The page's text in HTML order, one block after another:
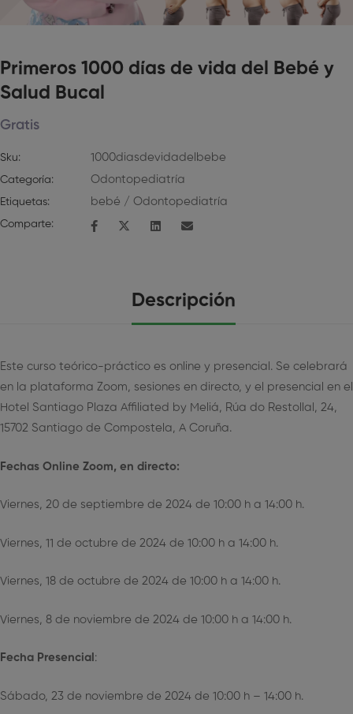
Primeros 1000 días de vida del Bebé y
Salud Bucal
Gratis
Sku: 1000diasdevidadelbebe
Categoría: Odontopediatría
Etiquetas: bebé / Odontopediatría
Comparte:
Descripción
Este curso teórico-práctico es online y presencial. Se celebrará
en la plataforma Zoom, sesiones en directo, y el presencial en el
Hotel Santiago Plaza Affiliated by Meliá, Rúa do Restollal, 24,
15702 Santiago de Compostela, A Coruña.
Fechas Online Zoom, en directo:
Viernes, 20 de septiembre de 2024 de 10:00 h a 14:00 h.
Viernes, 11 de octubre de 2024 de 10:00 h a 14:00 h.
Viernes, 18 de octubre de 2024 de 10:00 h a 14:00 h.
Viernes, 8 de noviembre de 2024 de 10:00 h a 14:00 h.
Fecha Presencial :
Sábado, 23 de noviembre de 2024 de 10:00 h – 14:00 h.